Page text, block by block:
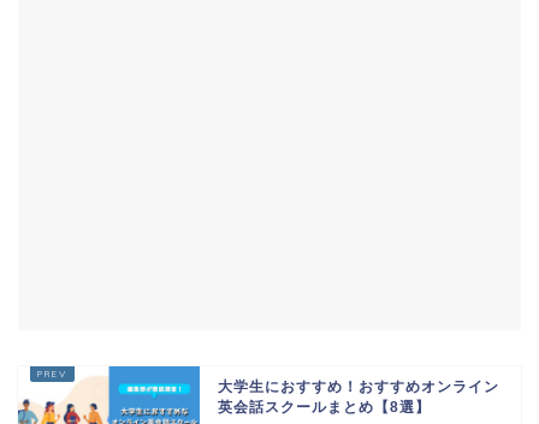
大学生におすすめ！おすすめオンライン
英会話スクールまとめ【8選】